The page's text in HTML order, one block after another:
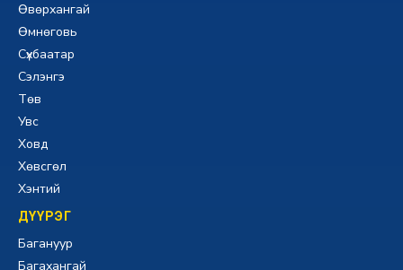
Өвөрхангай
Өмнөговь
Сүхбаатар
Сэлэнгэ
Төв
Увс
Ховд
Хөвсгөл
Хэнтий
ДҮҮРЭГ
Багануур
Багахангай